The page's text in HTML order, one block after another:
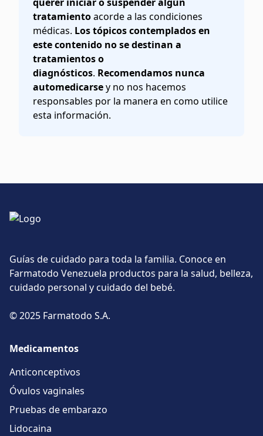
querer iniciar o suspender algún
tratamientoacorde a las condiciones
médicas. Los tópicos contemplados en
este contenido no se destinan a
tratamientos o
diagnósticos. Recomendamos nunca
automedicarsey no nos hacemos
responsables por la manera en como utilice
esta información.
Guías de cuidado para toda la familia. Conoce en
Farmatodo Venezuela productos para la salud, belleza,
cuidado personal y cuidado del bebé.
© 2025 Farmatodo S.A.
Medicamentos
Anticonceptivos
Óvulos vaginales
Pruebas de embarazo
Lidocaina